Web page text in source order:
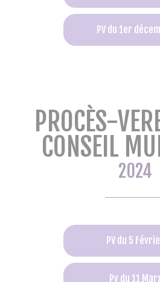
PV du 1er
PROCÈS-
CONSEIL
2024
PV du 5
Pv du 11